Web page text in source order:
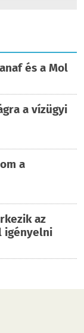
és a Mol
a vízügyi
a
az
igényelni